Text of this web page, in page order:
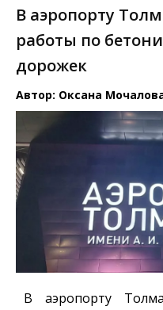
В аэропорту
работы по
дорожек
Автор: Оксана
В аэропорту